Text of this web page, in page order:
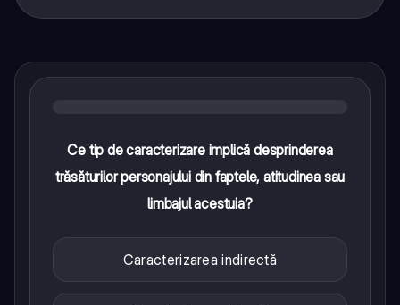
Ce tip de caracterizare implică desprinderea
trăsăturilor personajului din faptele, atitudinea sau
limbajul acestuia?
Caracterizarea indirectă